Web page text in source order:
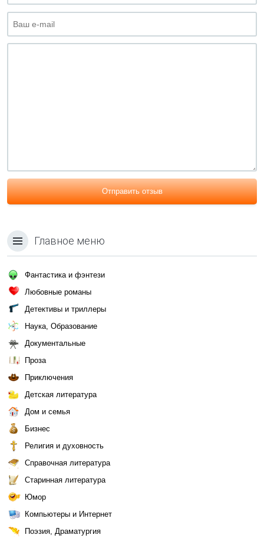
Отправить отзыв
Главное меню
Фантастика и фэнтези
Любовные романы
Детективы и триллеры
Наука, Образование
Документальные
Проза
Приключения
Детская литература
Дом и семья
Бизнес
Религия и духовность
Справочная литература
Старинная литература
Юмор
Компьютеры и Интернет
Поэзия, Драматургия